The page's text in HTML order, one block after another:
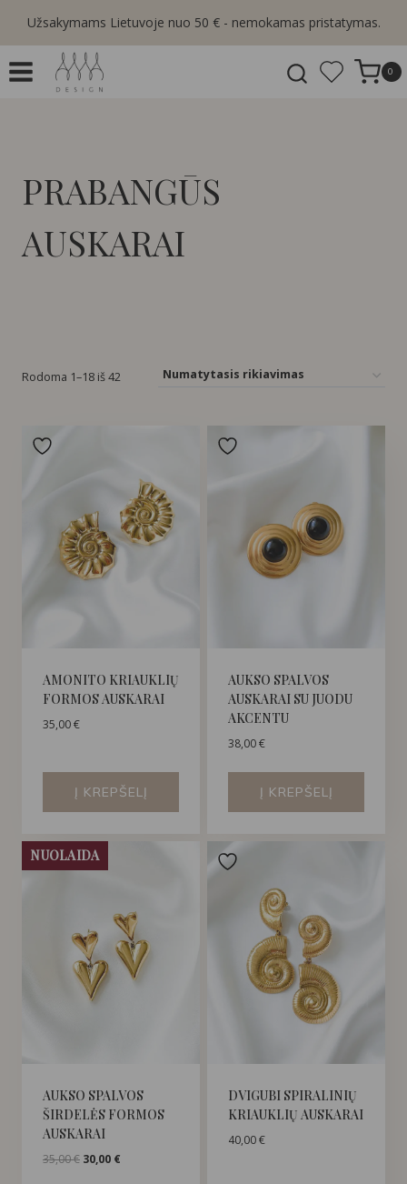
content
Užsakymams Lietuvoje nuo 50 € - nemokamas pristatymas.
0
PRABANGŪS
AUSKARAI
Rodoma 1–18 iš 42
AMONITO KRIAUKLIŲ
FORMOS AUSKARAI
35,00€
Į KREPŠELĮ
AUKSO SPALVOS
AUSKARAI SU JUODU
AKCENTU
38,00€
Į KREPŠELĮ
NUOLAIDA
AUKSO SPALVOS
ŠIRDELĖS FORMOS
AUSKARAI
35,00€ Original
30,00 €
DVIGUBI SPIRALINIŲ
KRIAUKLIŲ AUSKARAI
40,00€